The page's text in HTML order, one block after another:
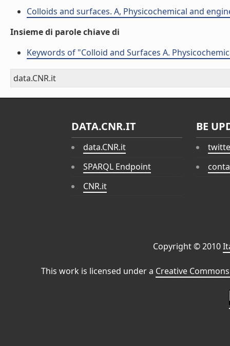
Colloids and surfaces. A, Physicochemical and
Insieme di parole chiave di
Keywords of "Colloid and Surfaces A.
data.CNR.it
DATA.CNR.IT
data.CNR.it
SPARQL Endpoint
CNR.it
BE
Copyright © 2010
This work is licensed under a Creative